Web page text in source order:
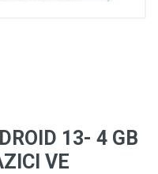
13- 4 GB
VE